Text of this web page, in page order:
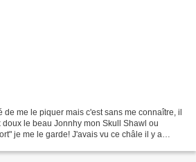
me le piquer mais c'est sans me connaître, il
le beau Jonnhy mon Skull Shawl ou
je me le garde! J'avais vu ce châle il y a